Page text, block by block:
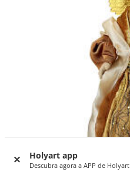
Holyart app
Descubra agora a APP de Holyart